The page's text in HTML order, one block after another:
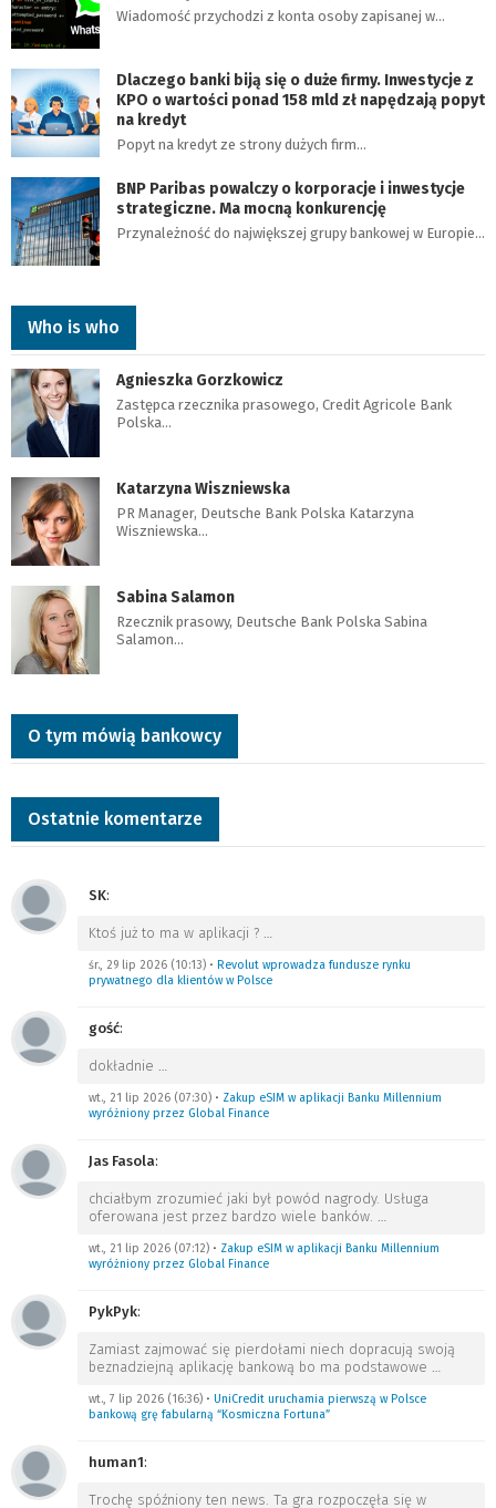
Wiadomość przychodzi z konta osoby zapisanej w…
Dlaczego banki biją się o duże firmy. Inwestycje z
KPO o wartości ponad 158 mld zł napędzają popyt
na kredyt
Popyt na kredyt ze strony dużych firm…
BNP Paribas powalczy o korporacje i inwestycje
strategiczne. Ma mocną konkurencję
Przynależność do największej grupy bankowej w Europie…
Who is who
Agnieszka Gorzkowicz
Zastępca rzecznika prasowego, Credit Agricole Bank
Polska…
Katarzyna Wiszniewska
PR Manager, Deutsche Bank Polska Katarzyna
Wiszniewska…
Sabina Salamon
Rzecznik prasowy, Deutsche Bank Polska Sabina
Salamon…
O tym mówią bankowcy
Ostatnie komentarze
SK:
Ktoś już to ma w aplikacji ?
śr., 29 lip 2026 (10:13) • Revolut wprowadza fundusze rynku
prywatnego dla klientów w Polsce
gość:
dokładnie
wt., 21 lip 2026 (07:30) • Zakup eSIM w aplikacji Banku Millennium
wyróżniony przez Global Finance
Jas Fasola:
chciałbym zrozumieć jaki był powód nagrody. Usługa
oferowana jest przez bardzo wiele banków.
wt., 21 lip 2026 (07:12) • Zakup eSIM w aplikacji Banku Millennium
wyróżniony przez Global Finance
PykPyk:
Zamiast zajmować się pierdołami niech dopracują swoją
beznadziejną aplikację bankową bo ma podstawowe
wt., 7 lip 2026 (16:36) • UniCredit uruchamia pierwszą w Polsce
bankową grę fabularną “Kosmiczna Fortuna”
human1:
Trochę spóźniony ten news. Ta gra rozpoczęła się w